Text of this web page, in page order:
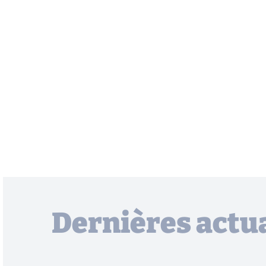
Dernières